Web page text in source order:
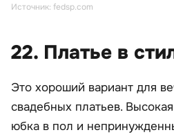
Источник: fedsp.com
22. Платье в
Это хороший вариант для
свадебных платьев.
юбка в пол и